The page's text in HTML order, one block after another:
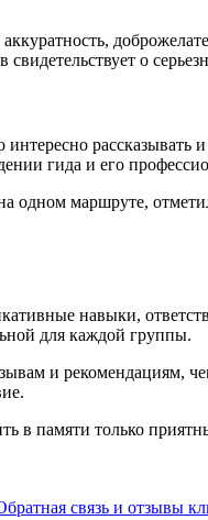
о
гида и его
маршруте,
навыки,
для каждой группы.
и рекомендациям,
в памяти только
связь и отзывы